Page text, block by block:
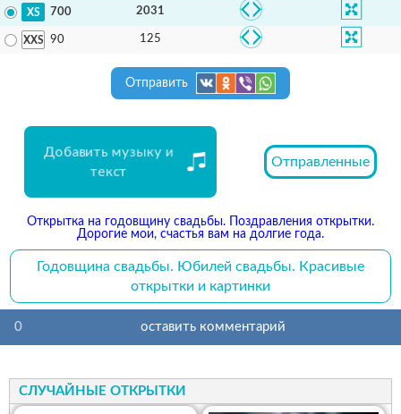
700 2031
90 125
Отправить
Добавить музыку и
текст
Отправленные
Открытка на годовщину свадьбы. Поздравления открытки.
Дорогие мои, счастья вам на долгие года.
Годовщина свадьбы. Юбилей свадьбы. Красивые
открытки и картинки
0 оставить комментарий
СЛУЧАЙНЫЕ ОТКРЫТКИ